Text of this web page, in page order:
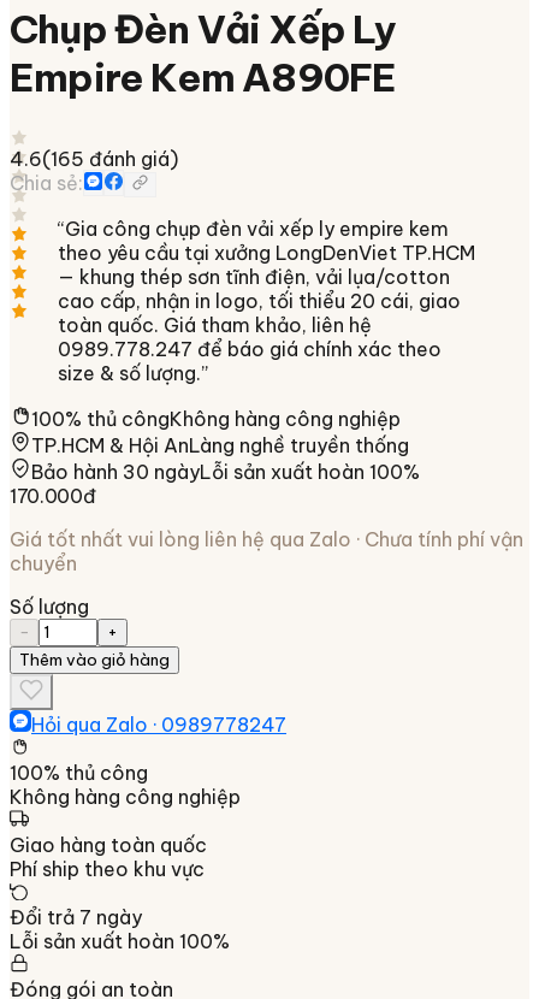
Chụp Đèn Vải Xếp Ly
Empire Kem A890FE
4.6(165 đánh giá)
Chia sẻ:
“Gia công chụp đèn vải xếp ly empire kem
theo yêu cầu tại xưởng LongDenViet TP.HCM
— khung thép sơn tĩnh điện, vải lụa/cotton
cao cấp, nhận in logo, tối thiểu 20 cái, giao
toàn quốc. Giá tham khảo, liên hệ
0989.778.247 để báo giá chính xác theo
size & số lượng.”
100% thủ côngKhông hàng công nghiệp
TP.HCM & Hội AnLàng nghề truyền thống
Bảo hành 30 ngàyLỗi sản xuất hoàn 100%
170.000đ
Giá tốt nhất vui lòng liên hệ qua Zalo · Chưa tính phí vận
chuyển
Số lượng
−
+
Thêm vào giỏ hàng
Hỏi qua Zalo · 0989778247
100% thủ công
Không hàng công nghiệp
Giao hàng toàn quốc
Phí ship theo khu vực
Đổi trả 7 ngày
Lỗi sản xuất hoàn 100%
Đóng gói an toàn